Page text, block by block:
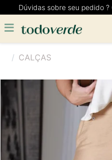
Dúvidas sobre seu pedido
CALÇAS